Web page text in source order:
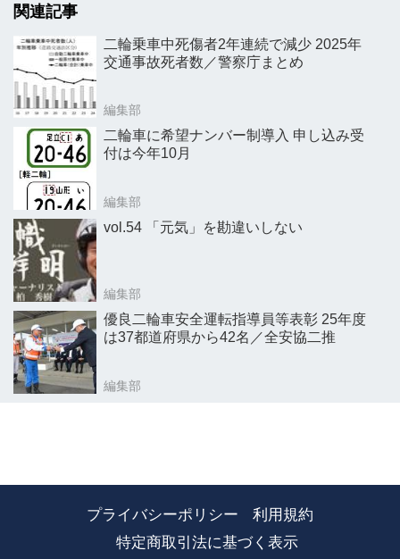
関連記事
二輪乗車中死傷者2年連続で減少 2025年
交通事故死者数／警察庁まとめ
編集部
二輪車に希望ナンバー制導入 申し込み受
付は今年10月
編集部
vol.54 「元気」を勘違いしない
編集部
優良二輪車安全運転指導員等表彰 25年度
は37都道府県から42名／全安協二推
編集部
プライバシーポリシー
利用規約
特定商取引法に基づく表示